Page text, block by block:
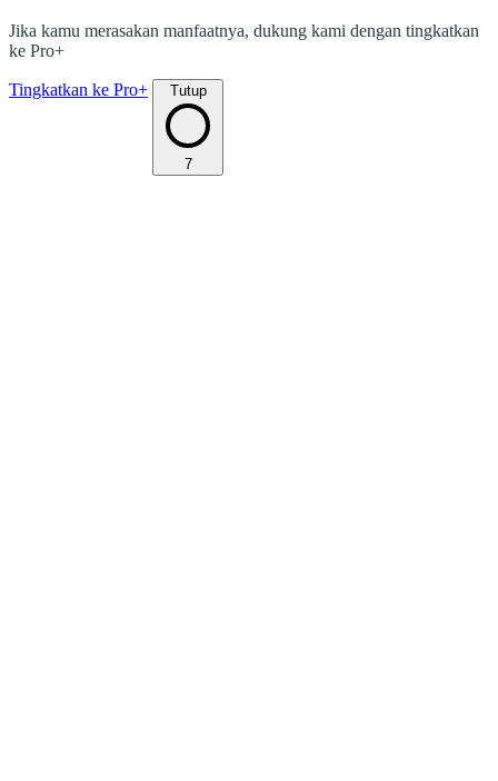
Jika kamu merasakan manfaatnya, dukung kami dengan tingkatkan
ke Pro+
Tingkatkan ke Pro+ Tutup
7